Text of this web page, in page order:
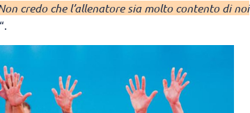
credo che l’allenatore sia molto contento di noi
“.